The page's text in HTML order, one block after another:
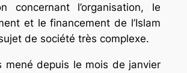
concernant l’organisation, le
et le financement de l’Islam
de société très complexe.
mené depuis le mois de janvier